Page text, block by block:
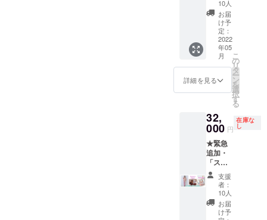
カフ
ス・
シュー
ズク
リッ
プ）+ポ
スト
カー
ド ※
に含ま
れませ
ンプ
リート
プラン
★ ス
イーツ
下着/ピ
スタチ
オケー
キ+ニー
セット
+フルア
クセサ
リー
セット
（ヘッ
ドドレ
ス・
チョー
カー・
カフ
10人
お届
け予
定：
2022
年05
月
詳細を見る
こ
の
リ
タ
ー
ン
を
選
択
す
る
32,
000 円
在庫な
し
★緊急
追加・
「ス
イーツ
下着/
チョコ
レート
ケー
支援
者：
10人
お届
け予